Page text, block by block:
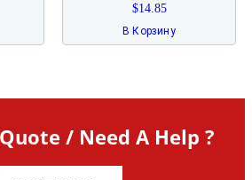
$14.85
В Корзину
/ Need A Help ?